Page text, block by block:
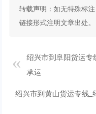
转载声明：如无特殊标
链接形式注明文章出处。
绍兴市到阜阳货运
承运
绍兴市到黄山货运专线